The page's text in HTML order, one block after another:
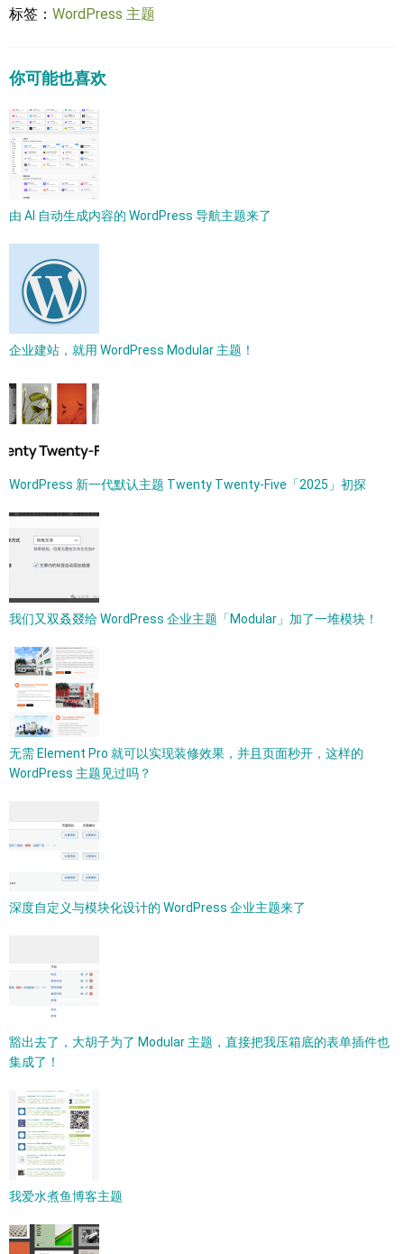
标签： WordPress 主题
你可能也喜欢
由 AI 自动生成内容的 WordPress 导航主题来了
企业建站，就用 WordPress Modular 主题！
WordPress 新一代默认主题 Twenty Twenty-Five「2025」初探
我们又双叒叕给 WordPress 企业主题「Modular」加了一堆模块！
无需 Element Pro 就可以实现装修效果，并且页面秒开，这样的
WordPress 主题见过吗？
深度自定义与模块化设计的 WordPress 企业主题来了
豁出去了，大胡子为了 Modular 主题，直接把我压箱底的表单插件也
集成了！
我爱水煮鱼博客主题